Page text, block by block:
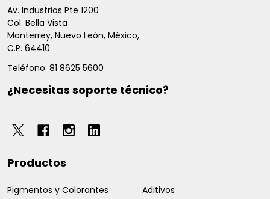
de
página
Av. Industrias Pte 1200
Col. Bella Vista
Monterrey, Nuevo León, México,
C.P. 64410
Teléfono: 81 8625 5600
¿Necesitas soporte técnico?
Productos
Pigmentos y Colorantes
Aditivos